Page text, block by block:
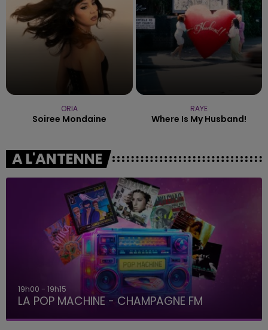
ORIA
Soiree Mondaine
RAYE
Where Is My Husband!
A L'ANTENNE
19h00 - 19h15
LA POP MACHINE - CHAMPAGNE FM